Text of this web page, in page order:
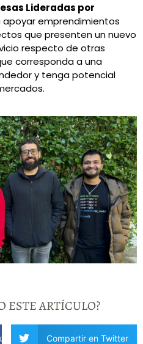
Lideradas por
emprendimientos
que presenten un nuevo
respecto de otras
corresponda a una
y tenga potencial
ESTE ARTÍCULO?
Compartir en Twitter